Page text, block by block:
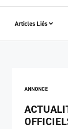
Articles Liés
ANNONCE